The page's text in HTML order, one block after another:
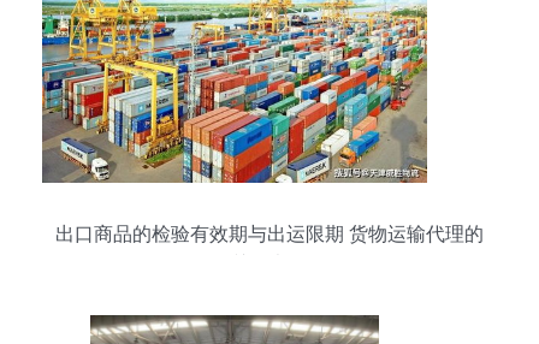
出口商品的检验有效期与出运限期 货物运输代理的